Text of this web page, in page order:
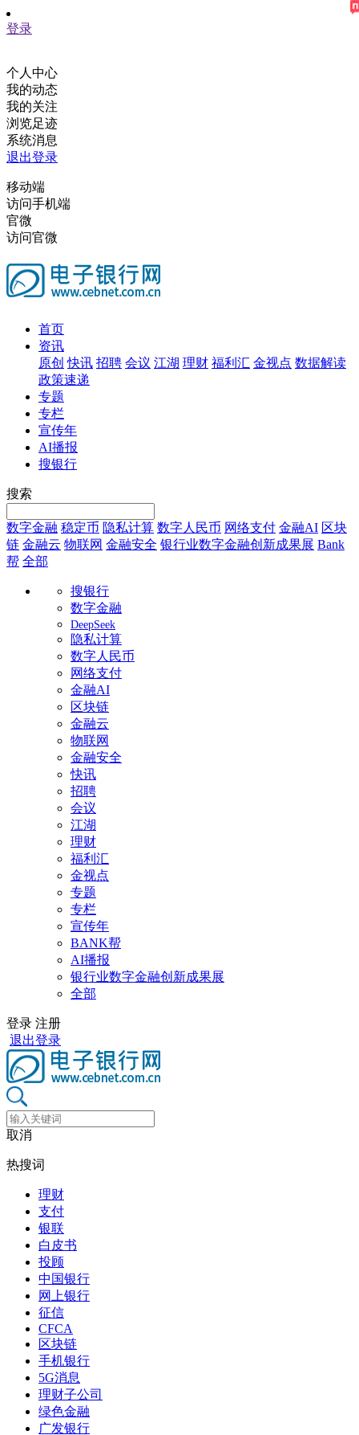
登录
个人中心
我的动态
我的关注
浏览足迹
系统消息
退出登录
移动端
访问手机端
官微
访问官微
首页
资讯
原创 快讯 招聘 会议 江湖 理财 福利汇 金视点 数据解读
政策速递
专题
专栏
宣传年
AI播报
搜银行
搜索
数字金融 稳定币 隐私计算 数字人民币 网络支付 金融AI 区块
链 金融云 物联网 金融安全 银行业数字金融创新成果展 Bank
帮 全部
搜银行
数字金融
DeepSeek
隐私计算
数字人民币
网络支付
金融AI
区块链
金融云
物联网
金融安全
快讯
招聘
会议
江湖
理财
福利汇
金视点
专题
专栏
宣传年
BANK帮
AI播报
银行业数字金融创新成果展
全部
登录 注册
退出登录
取消
热搜词
理财
支付
银联
白皮书
投顾
中国银行
网上银行
征信
CFCA
区块链
手机银行
5G消息
理财子公司
绿色金融
广发银行